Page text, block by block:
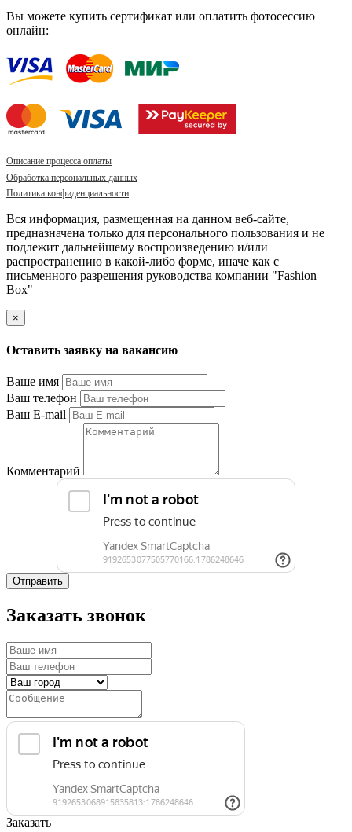
Вы можете купить сертификат или оплатить фотосессию
онлайн:
Описание процесса оплаты
Обработка персональных данных
Политика конфиденциальности
Вся информация, размещенная на данном веб-сайте,
предназначена только для персонального пользования и не
подлежит дальнейшему воспроизведению и/или
распространению в какой-либо форме, иначе как с
письменного разрешения руководства компании "Fashion
Box"
×
Оставить заявку на вакансию
Ваше имя
Ваш телефон
Ваш E-mail
Комментарий
Отправить
Заказать звонок
Заказать